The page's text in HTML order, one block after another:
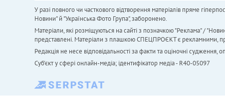
У разі повного чи часткового відтворення матеріалів пряме
Новини" й "Українська Фото Група", заборонено.
Матеріали, які розміщуються на сайті з позначкою "Реклама" /
представлені. Матеріали з плашкою СПЕЦПРОЄКТ є рекламними,
Редакція не несе відповідальності за факти та оціночні
Cуб'єкт у сфері онлайн-медіа; ідентифікатор медіа - R40-05097